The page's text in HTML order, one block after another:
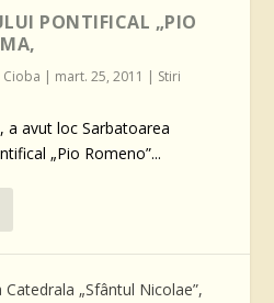
PONTIFICAL „PIO
Cioba | mart. 25, 2011 | Stiri
a avut loc Sarbatoarea
„Pio Romeno”...